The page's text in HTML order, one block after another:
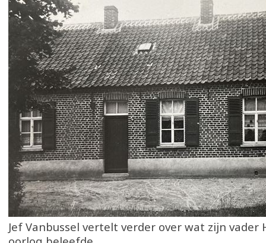
Jef Vanbussel vertelt verder over wat zijn vader